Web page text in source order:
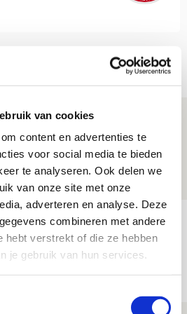
van cookies
content en advertenties te
voor social media te bieden
te analyseren. Ook delen we
van onze site met onze
adverteren en analyse. Deze
combineren met andere
hebt verstrekt of die ze hebben
je gebruik van hun services.
van Godts in
‘Vierhonderd duels
heel speciaal’